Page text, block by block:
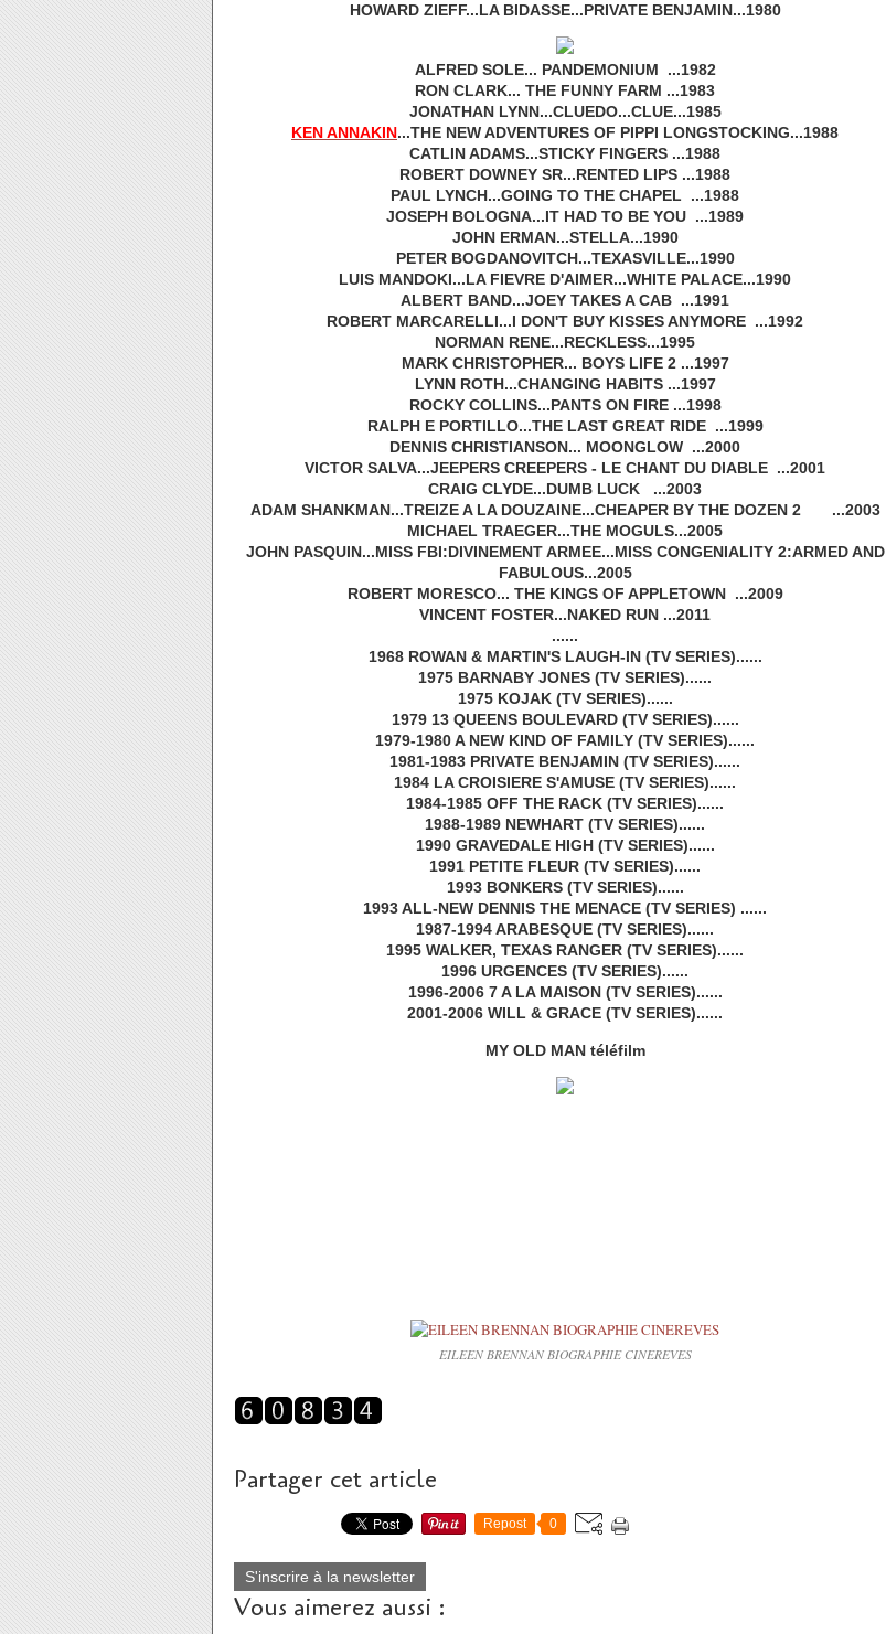
HOWARD ZIEFF...LA BIDASSE...PRIVATE BENJAMIN...1980
ALFRED SOLE... PANDEMONIUM ...1982
RON CLARK... THE FUNNY FARM ...1983
JONATHAN LYNN...CLUEDO...CLUE...1985
KEN ANNAKIN...THE NEW ADVENTURES OF PIPPI LONGSTOCKING...1988
CATLIN ADAMS...STICKY FINGERS ...1988
ROBERT DOWNEY SR...RENTED LIPS ...1988
PAUL LYNCH...GOING TO THE CHAPEL ...1988
JOSEPH BOLOGNA...IT HAD TO BE YOU ...1989
JOHN ERMAN...STELLA...1990
PETER BOGDANOVITCH...TEXASVILLE...1990
LUIS MANDOKI...LA FIEVRE D'AIMER...WHITE PALACE...1990
ALBERT BAND...JOEY TAKES A CAB ...1991
ROBERT MARCARELLI...I DON'T BUY KISSES ANYMORE ...1992
NORMAN RENE...RECKLESS...1995
MARK CHRISTOPHER... BOYS LIFE 2 ...1997
LYNN ROTH...CHANGING HABITS ...1997
ROCKY COLLINS...PANTS ON FIRE ...1998
RALPH E PORTILLO...THE LAST GREAT RIDE ...1999
DENNIS CHRISTIANSON... MOONGLOW ...2000
VICTOR SALVA...JEEPERS CREEPERS - LE CHANT DU DIABLE ...2001
CRAIG CLYDE...DUMB LUCK ...2003
ADAM SHANKMAN...TREIZE A LA DOUZAINE...CHEAPER BY THE DOZEN 2 ...2003
MICHAEL TRAEGER...THE MOGULS...2005
JOHN PASQUIN...MISS FBI:DIVINEMENT ARMEE...MISS CONGENIALITY 2:ARMED AND
FABULOUS...2005
ROBERT MORESCO... THE KINGS OF APPLETOWN ...2009
VINCENT FOSTER...NAKED RUN ...2011
......
1968 ROWAN & MARTIN'S LAUGH-IN (TV SERIES)......
1975 BARNABY JONES (TV SERIES)......
1975 KOJAK (TV SERIES)......
1979 13 QUEENS BOULEVARD (TV SERIES)......
1979-1980 A NEW KIND OF FAMILY (TV SERIES)......
1981-1983 PRIVATE BENJAMIN (TV SERIES)......
1984 LA CROISIERE S'AMUSE (TV SERIES)......
1984-1985 OFF THE RACK (TV SERIES)......
1988-1989 NEWHART (TV SERIES)......
1990 GRAVEDALE HIGH (TV SERIES)......
1991 PETITE FLEUR (TV SERIES)......
1993 BONKERS (TV SERIES)......
1993 ALL-NEW DENNIS THE MENACE (TV SERIES) ......
1987-1994 ARABESQUE (TV SERIES)......
1995 WALKER, TEXAS RANGER (TV SERIES)......
1996 URGENCES (TV SERIES)......
1996-2006 7 A LA MAISON (TV SERIES)......
2001-2006 WILL & GRACE (TV SERIES)......
MY OLD MAN téléfilm
EILEEN BRENNAN BIOGRAPHIE CINEREVES
Partager cet article
Repost 0
S'inscrire à la newsletter
Vous aimerez aussi :